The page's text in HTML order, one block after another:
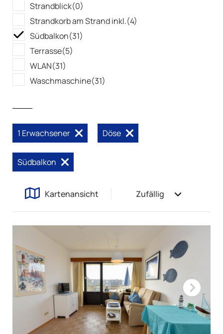
Strandblick(0)
Strandkorb am Strand inkl.(4)
Südbalkon(31)
Terrasse(5)
WLAN(31)
Waschmaschine(31)
Kartenansicht Zufällig
1 Erwachsener Döse
Südbalkon
Next